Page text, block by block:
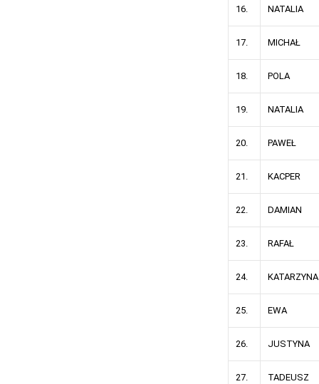
16. NATALIA
17. MICHAŁ
18. POLA
19. NATALIA
20. PAWEŁ
21. KACPER
22. DAMIAN
23. RAFAŁ
24. KATARZYNA
25. EWA
26. JUSTYNA
27. TADEUSZ